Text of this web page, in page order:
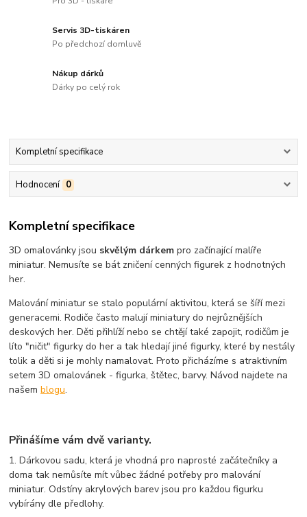
Servis 3D-tiskáren
Po předchozí domluvě
Nákup dárků
Dárky po celý rok
Kompletní specifikace
Hodnocení 0
Kompletní specifikace
3D omalovánky jsou skvělým dárkempro začínající malíře
miniatur. Nemusíte se bát zničení cenných figurek z hodnotných
her.
Malování miniatur se stalo populární aktivitou, která se šíří mezi
generacemi. Rodiče často malují miniatury do nejrůznějších
deskových her. Děti přihlíží nebo se chtějí také zapojit, rodičům je
líto "ničit" figurky do her a tak hledají jiné figurky, které by nestály
tolik a děti si je mohly namalovat. Proto přicházíme s atraktivním
setem 3D omalovánek - figurka, štětec, barvy. Návod najdete na
našemblogu.
Přinášíme vám dvě varianty.
1. Dárkovou sadu, která je vhodná pro naprosté začátečníky a
doma tak nemůsíte mít vůbec žádné potřeby pro malování
miniatur. Odstíny akrylových barev jsou pro každou figurku
vybírány dle předlohy.